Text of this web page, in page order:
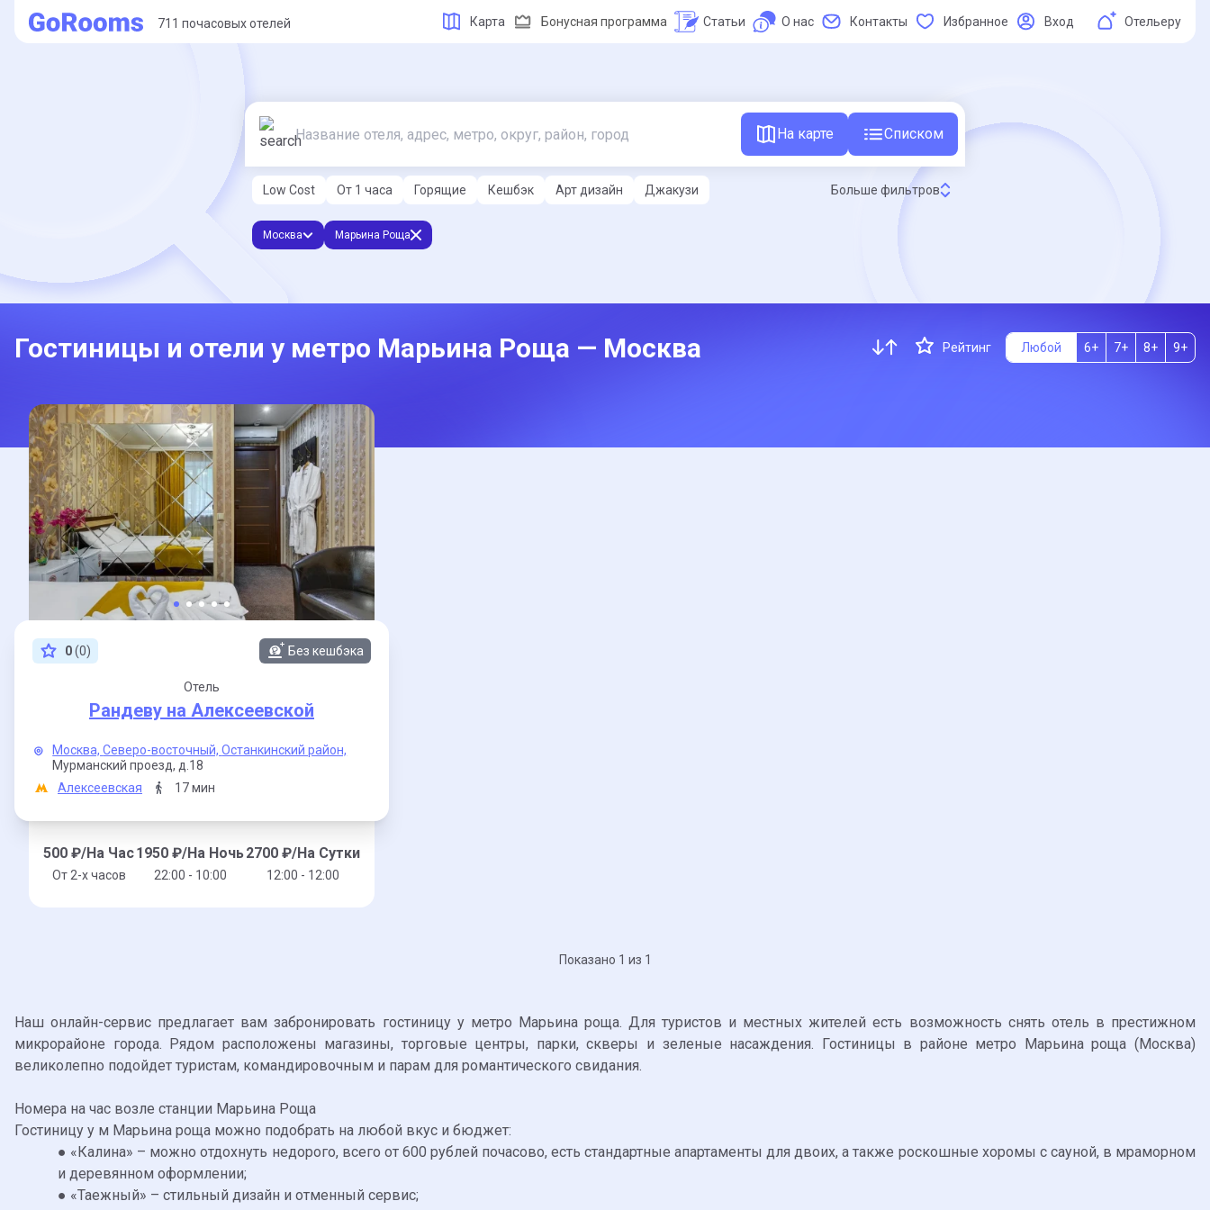
711 почасовых отелей Карта Бонусная программа Статьи О нас Контакты Избранное Вход Отельеру
На карте Списком
Low Cost От 1 часа Горящие Кешбэк Арт дизайн Джакузи Больше фильтров
Москва Марьина Роща
Гостиницы и отели у метро Марьина Роща — Москва Рейтинг Любой 6+ 7+ 8+ 9+
0(0) Без кешбэка
Отель
Рандеву на Алексеевской
Москва,Северо-восточный,Останкинский район,
Мурманский проезд, д.18
Алексеевская
17 мин
500 ₽/На Час
От 2-x часов
1950 ₽/На Ночь
22:00 - 10:00
2700 ₽/На Сутки
12:00 - 12:00
Показано 1 из 1
Наш онлайн-сервис предлагает вам забронировать гостиницу у метро Марьина роща. Для туристов и местных жителей есть возможность снять отель в престижном
микрорайоне города. Рядом расположены магазины, торговые центры, парки, скверы и зеленые насаждения. Гостиницы в районе метро Марьина роща (Москва)
великолепно подойдет туристам, командировочным и парам для романтического свидания.
Номера на час возле станции Марьина Роща
Гостиницу у м Марьина роща можно подобрать на любой вкус и бюджет:
● «Калина» – можно отдохнуть недорого, всего от 600 рублей почасово, есть стандартные апартаменты для двоих, а также роскошные хоромы с сауной, в мраморном
и деревянном оформлении;
● «Таежный» – стильный дизайн и отменный сервис;